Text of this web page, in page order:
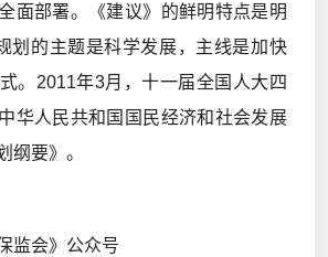
面部署。《建议》的鲜明特点是明
划的主题是科学发展，主线是加快
。2011年3月，十一届全国人大四
华人民共和国国民经济和社会发展
纲要》。
监会》公众号